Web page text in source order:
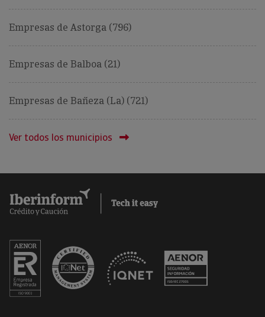
Empresas de Astorga (796)
Empresas de Balboa (21)
Empresas de Bañeza (La) (721)
Ver todos los municipios